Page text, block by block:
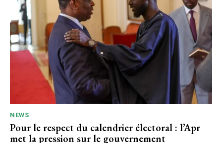
NEWS
Pour le respect du calendrier électoral : l’Apr
met la pression sur le gouvernement